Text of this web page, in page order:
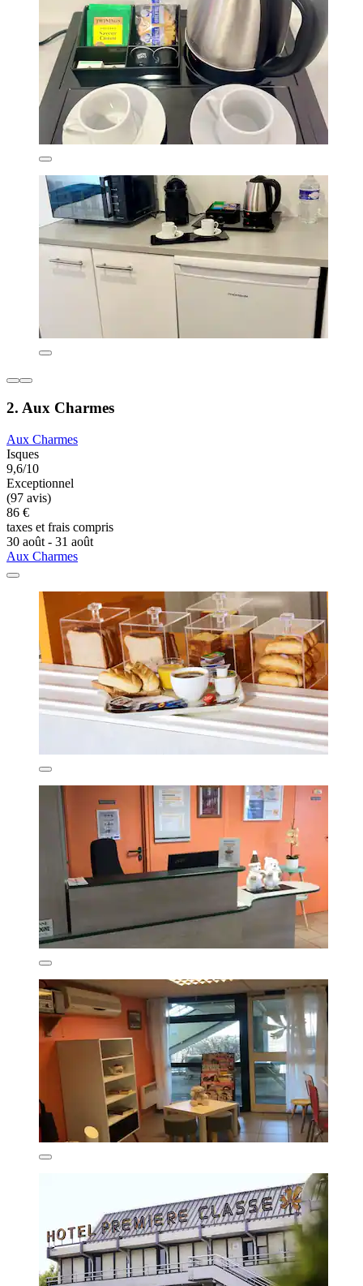
2. Aux Charmes
Aux Charmes
Isques
9,6/10
Exceptionnel
(97 avis)
86 €
taxes et frais compris
30 août - 31 août
Aux Charmes